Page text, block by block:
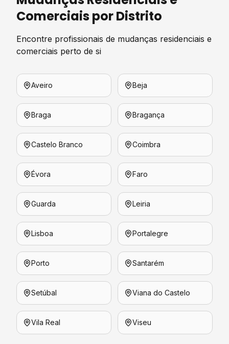
Comerciais por Distrito
Encontre profissionais de mudanças residenciais e
comerciais perto de si
Aveiro Beja
Braga Bragança
Castelo Branco Coimbra
Évora Faro
Guarda Leiria
Lisboa Portalegre
Porto Santarém
Setúbal Viana do Castelo
Vila Real Viseu